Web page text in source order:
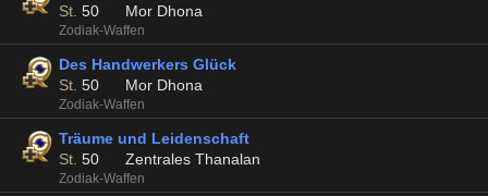
St. 50 Mor Dhona
Zodiak-Waffen
Des Handwerkers Glück
St. 50 Mor Dhona
Zodiak-Waffen
Träume und Leidenschaft
St. 50 Zentrales Thanalan
Zodiak-Waffen